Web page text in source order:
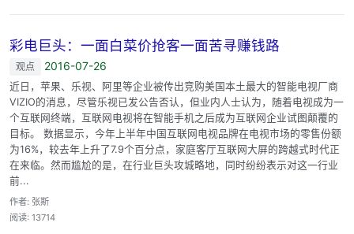
彩电巨头：一面白菜价抢客一面苦寻赚钱路
观点 2016-07-26
近日，苹果、乐视、阿里等企业被传出竞购美国本土最大的智能电视厂商
VIZIO的消息，尽管乐视已发公告否认，但业内人士认为，随着电视成为一
个互联网终端，互联网电视将在智能手机之后成为互联网企业试图颠覆的
目标。 数据显示，今年上半年中国互联网电视品牌在电视市场的零售份额
为16%，较去年上升了7.9个百分点，家庭客厅互联网大屏的跨越式时代正
在来临。然而尴尬的是，在行业巨头攻城略地，同时纷纷表示对这一行业
前...
作者: 张斯
阅读: 13714